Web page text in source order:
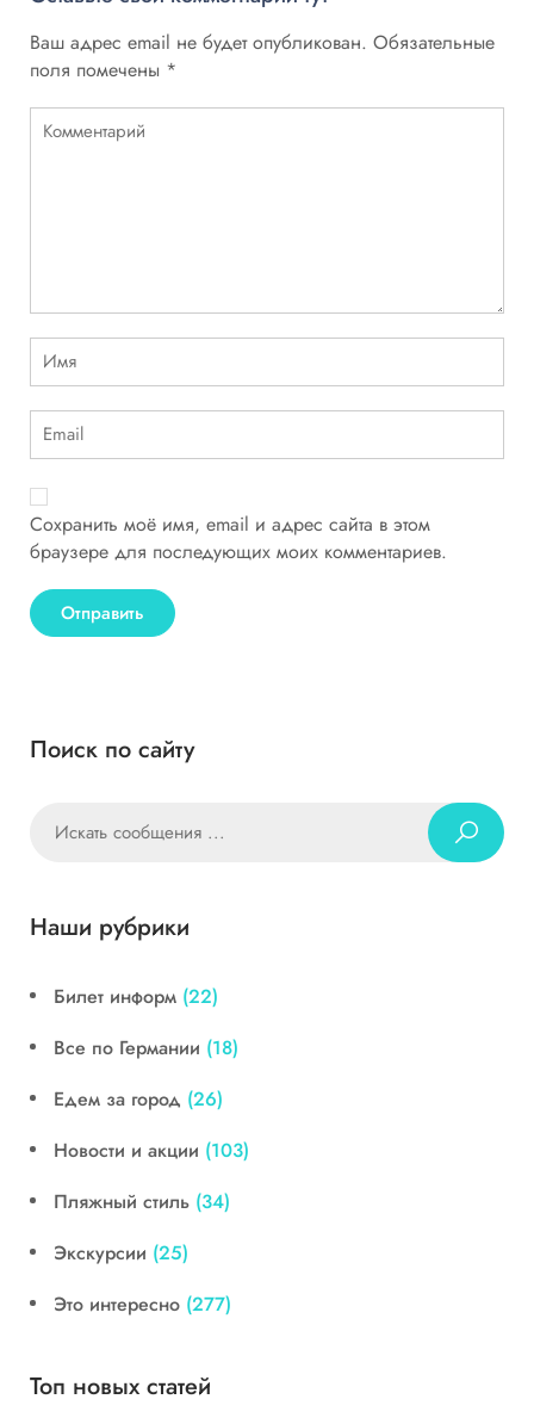
Ваш адрес email не будет опубликован. Обязательные
поля помечены *
Сохранить моё имя, email и адрес сайта в этом
браузере для последующих моих комментариев.
Поиск по сайту
Наши рубрики
Билет информ (22)
Все по Германии (18)
Едем за город (26)
Новости и акции (103)
Пляжный стиль (34)
Экскурсии (25)
Это интересно (277)
Топ новых статей